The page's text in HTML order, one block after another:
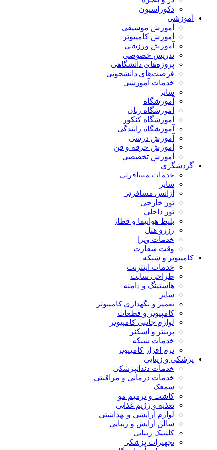
دکوراسیون
آموزشی
آموزش موسیقی
آموزش کامپیوتر
آموزش ورزشی
تدریس خصوصی
پروژه‌های دانشگاهی
فرصت‌های دانشجویی
خدمات آموزشی
سایر
آموزشگاه
آموزشگاه زبان
آموزشگاه کنکور
آموزشگاه رانندگی
آموزش درسی
آموزش حرفه و فن
آموزش تخصصی
گردشگری
خدمات مسافرتی
سایر
آژانس مسافرتی
تور خارجی
تور داخلی
بلیط هواپیما و قطار
رزرو هتل
خدمات ویزا
وقت سفارت
کامپیوتر و شبکه
خدمات اینترنت
طراحی سایت
هاستینگ و دامنه
سایر
تعمیر و نگهداری کامپیوتر
کامپیوتر و قطعات
لوازم جانبی کامپیوتر
پرینتر و اسکنر
خدمات شبکه
نرم افزار کامپیوتر
پزشکی و زیبایی
خدمات دندانپزشکی
خدمات درمانی و مراقبتی
سمعک
کاشت و ترمیم مو
تغذیه و رژیم غذایی
لوازم آرایشی و بهداشتی
سالن آرایش و زیبایی
کلینیک زیبایی
تجهیزات پزشکی